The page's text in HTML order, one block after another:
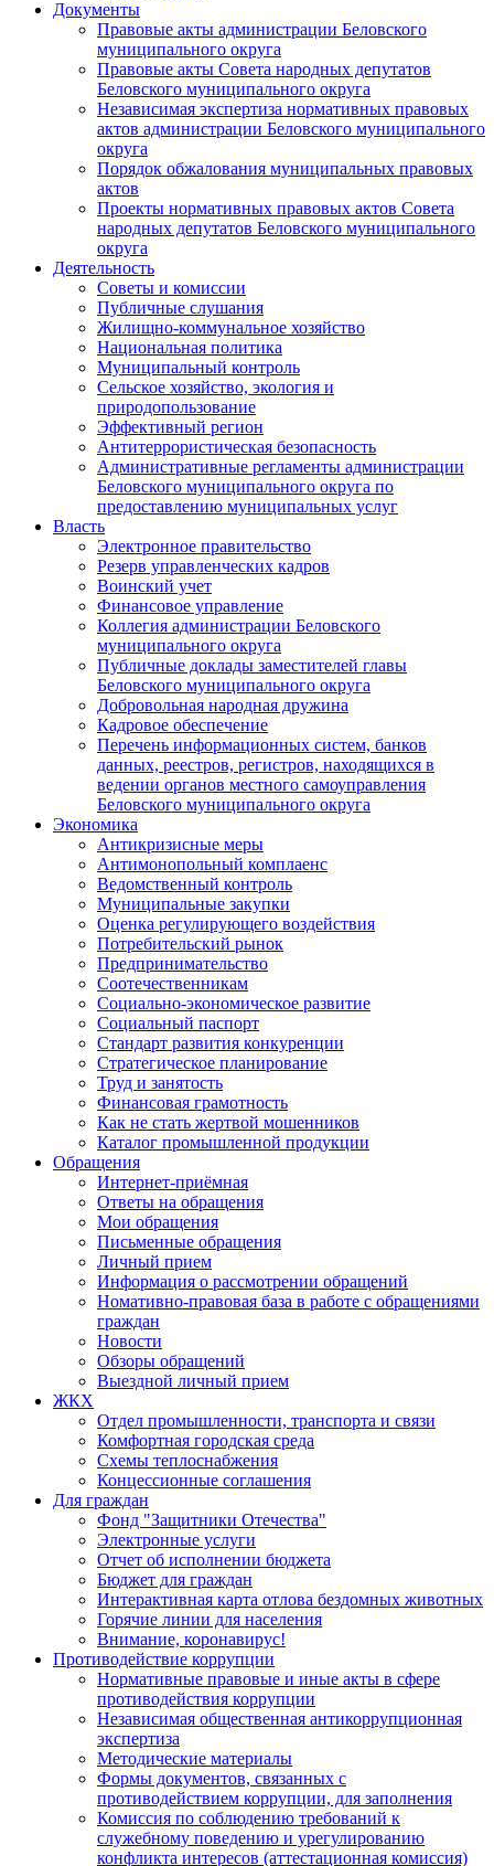
Документы
Правовые акты администрации Беловского
муниципального округа
Правовые акты Совета народных депутатов
Беловского муниципального округа
Независимая экспертиза нормативных правовых
актов администрации Беловского муниципального
округа
Порядок обжалования муниципальных правовых
актов
Проекты нормативных правовых актов Совета
народных депутатов Беловского муниципального
округа
Деятельность
Советы и комиссии
Публичные слушания
Жилищно-коммунальное хозяйство
Национальная политика
Муниципальный контроль
Сельское хозяйство, экология и
природопользование
Эффективный регион
Антитеррористическая безопасность
Административные регламенты администрации
Беловского муниципального округа по
предоставлению муниципальных услуг
Власть
Электронное правительство
Резерв управленческих кадров
Воинский учет
Финансовое управление
Коллегия администрации Беловского
муниципального округа
Публичные доклады заместителей главы
Беловского муниципального округа
Добровольная народная дружина
Кадровое обеспечение
Перечень информационных систем, банков
данных, реестров, регистров, находящихся в
ведении органов местного самоуправления
Беловского муниципального округа
Экономика
Антикризисные меры
Антимонопольный комплаенс
Ведомственный контроль
Муниципальные закупки
Оценка регулирующего воздействия
Потребительский рынок
Предпринимательство
Соотечественникам
Социально-экономическое развитие
Социальный паспорт
Стандарт развития конкуренции
Стратегическое планирование
Труд и занятость
Финансовая грамотность
Как не стать жертвой мошенников
Каталог промышленной продукции
Обращения
Интернет-приёмная
Ответы на обращения
Мои обращения
Письменные обращения
Личный прием
Информация о рассмотрении обращений
Номативно-правовая база в работе с обращениями
граждан
Новости
Обзоры обращений
Выездной личный прием
ЖКХ
Отдел промышленности, транспорта и связи
Комфортная городская среда
Схемы теплоснабжения
Концессионные соглашения
Для граждан
Фонд "Защитники Отечества"
Электронные услуги
Отчет об исполнении бюджета
Бюджет для граждан
Интерактивная карта отлова бездомных животных
Горячие линии для населения
Внимание, коронавирус!
Противодействие коррупции
Нормативные правовые и иные акты в сфере
противодействия коррупции
Независимая общественная антикоррупционная
экспертиза
Методические материалы
Формы документов, связанных с
противодействием коррупции, для заполнения
Комиссия по соблюдению требований к
служебному поведению и урегулированию
конфликта интересов (аттестационная комиссия)